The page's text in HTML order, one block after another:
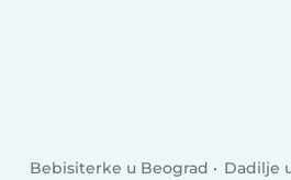
Bebisiterke u Beograd
Dadilje